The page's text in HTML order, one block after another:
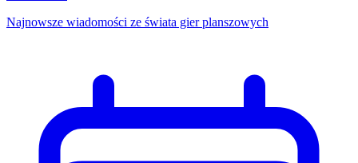
Najnowsze wiadomości ze świata gier planszowych